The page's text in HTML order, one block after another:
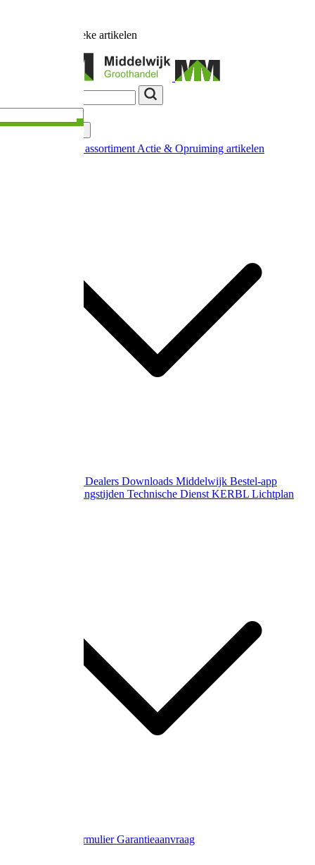
unieke artikelen
Nieuw in ons assortiment Actie & Opruiming artikelen
Dealers Downloads Middelwijk Bestel-app
Gewijzigde openingstijden Technische Dienst KERBL Lichtplan
RetourformulierGarantieaanvraag